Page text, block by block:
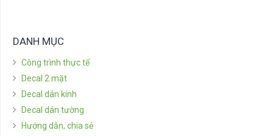
DANH MỤC
Công trình thực tế
Decal 2 mặt
Decal dán kính
Decal dán tường
Hướng dẫn, chia sẻ